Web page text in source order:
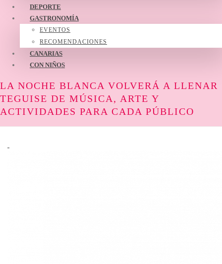
DEPORTE
GASTRONOMÍA
EVENTOS
RECOMENDACIONES
CANARIAS
CON NIÑOS
LA NOCHE BLANCA VOLVERÁ A LLENAR
TEGUISE DE MÚSICA, ARTE Y
ACTIVIDADES PARA CADA PÚBLICO